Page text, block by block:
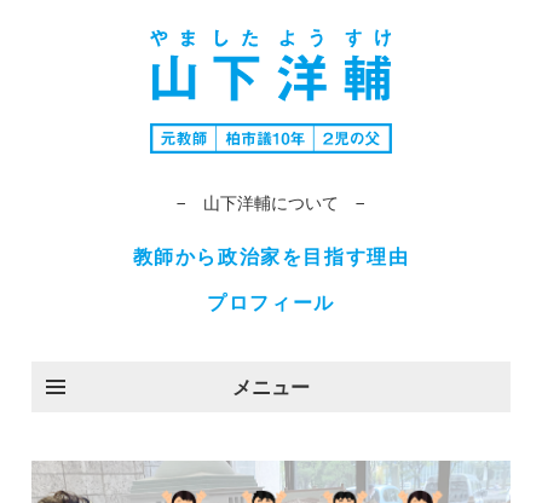
− 山下洋輔について −
教師から政治家を目指す理由
プロフィール
メニュー